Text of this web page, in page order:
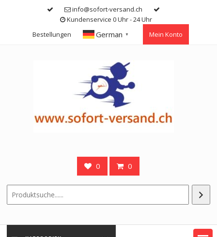
info@sofort-versand.ch
Kundenservice 0 Uhr - 24 Uhr
Bestellungen
German ▼ Mein Konto
0 0